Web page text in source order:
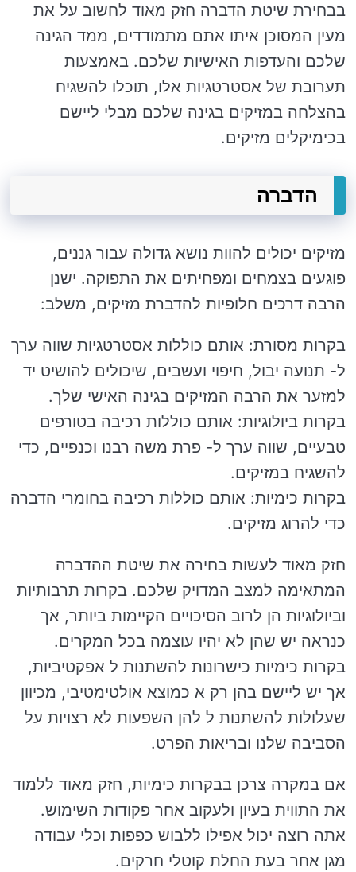
בבחירת שיטת הדברה חזק מאוד לחשוב על את
מעין המסוכן איתו אתם מתמודדים, ממד הגינה
שלכם והעדפות האישיות שלכם. באמצעות
תערובת של אסטרטגיות אלו, תוכלו להשגיח
בהצלחה במזיקים בגינה שלכם מבלי ליישם
בכימיקלים מזיקים.
הדברה
מזיקים יכולים להוות נושא גדולה עבור גננים,
פוגעים בצמחים ומפחיתים את התפוקה. ישנן
הרבה דרכים חלופיות להדברת מזיקים, משלב:
בקרות מסורת: אותם כוללות אסטרטגיות שווה ערך
ל- תנועה יבול, חיפוי ועשבים, שיכולים להושיט יד
למזער את הרבה המזיקים בגינה האישי שלך.
בקרות ביולוגיות: אותם כוללות רכיבה בטורפים
טבעיים, שווה ערך ל- פרת משה רבנו וכנפיים, כדי
להשגיח במזיקים.
בקרות כימיות: אותם כוללות רכיבה בחומרי הדברה
כדי להרוג מזיקים.
חזק מאוד לעשות בחירה את שיטת ההדברה
המתאימה למצב המדויק שלכם. בקרות תרבותיות
וביולוגיות הן לרוב הסיכויים הקיימות ביותר, אך
כנראה יש שהן לא יהיו עוצמה בכל המקרים.
בקרות כימיות כישרונות להשתנות ל אפקטיביות,
אך יש ליישם בהן רק א כמוצא אולטימטיבי, מכיוון
שעלולות להשתנות ל להן השפעות לא רצויות על
הסביבה שלנו ובריאות הפרט.
אם במקרה צרכן בבקרות כימיות, חזק מאוד ללמוד
את התווית בעיון ולעקוב אחר פקודות השימוש.
אתה רוצה יכול אפילו ללבוש כפפות וכלי עבודה
מגן אחר בעת החלת קוטלי חרקים.